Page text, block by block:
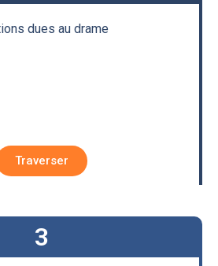
dues au drame
Traverser
3